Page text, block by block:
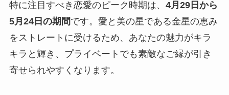
特に注目すべき恋愛のピーク時期は、 4月29日から
5月24日の期間です。愛と美の星である金星の恵み
をストレートに受けるため、あなたの魅力がキラ
キラと輝き、プライベートでも素敵なご縁が引き
寄せられやすくなります。